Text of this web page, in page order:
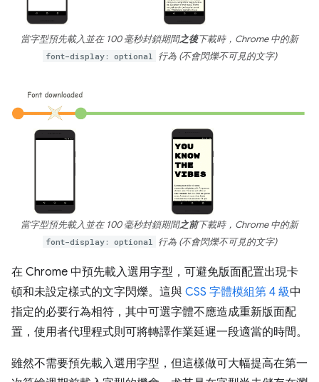
當字型預先載入並在 100 毫秒封鎖期間之後下載時，Chrome 中的新
font-display: optional 行為 (不會閃爍不可見的文字)
當字型預先載入並在 100 毫秒封鎖期間之前下載時，Chrome 中的新
font-display: optional 行為 (不會閃爍不可見的文字)
在 Chrome 中預先載入選用字型，可避免版面配置出現卡
頓和未設定樣式的文字閃爍。這與 CSS 字體模組第 4 級中
指定的必要行為相符，其中可選字體不應造成重新版面配
置，使用者代理程式則可將轉譯作業延遲一段適當的時間。
雖然不需要預先載入選用字型，但這樣做可大幅提高在第一